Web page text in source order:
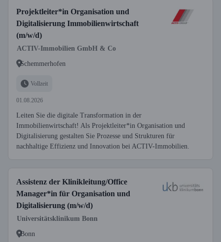
Projektleiter*in Organisation und
Digitalisierung Immobilienwirtschaft
(m/w/d)
ACTIV-Immobilien GmbH & Co
Schemmerhofen
Vollzeit
01.08.2026
Leiten Sie die digitale Transformation in der
Immobilienwirtschaft! Als Projektleiter*in Organisation und
Digitalisierung gestalten Sie Prozesse und Strukturen für
nachhaltige Effizienz und Innovation bei ACTIV-Immobilien.
Assistenz der Klinikleitung/Office
Manager*in für Organisation und
Digitalisierung (m/w/d)
Universitätsklinikum Bonn
Bonn